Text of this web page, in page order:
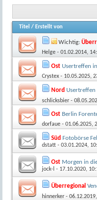
Titel / Erstellt von
Wichtig:
Helge - 01.02.2014,
Ost Usertreffen
Crystex - 10.05.2025,
Nord Usertreffen
schlicksbier -
Ost Berlin
dorfaue - 01.06.2025,
Süd Fotobörse
dstatt - 03.01.2024,
Ost Morgen in
jock-l - 17.10.2020,
Überregional
hinnerker -